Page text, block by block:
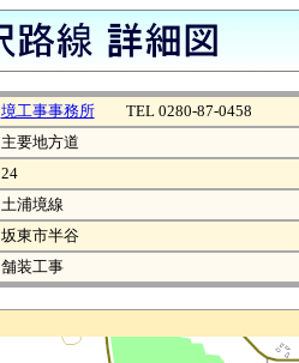
境工事事務所TEL 0280-87-0458
主要地方道
24
土浦境線
坂東市半谷
舗装工事